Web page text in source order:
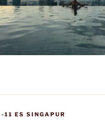
11 ES SINGAPUR